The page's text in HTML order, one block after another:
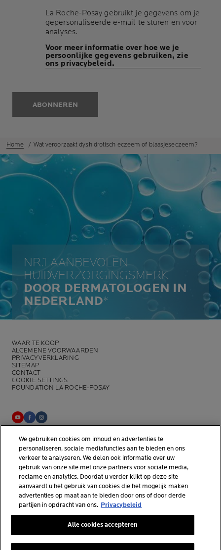
La Roche-Posay gebruikt je gegevens om je
gepersonaliseerde e-mail te sturen en voor
analyses.
Voor meer informatie over hoe we je
persoonlijke gegevens gebruiken, zie
ons privacybeleid.
ABONNEREN
Home Wat veroorzaakt dyshidrotisch eczeem of blaasjeseczeem?
NR.1 AANBEVOLEN
HUIDVERZORGINGSMERK
DOOR DERMATOLOGEN IN
NEDERLAND*
WAAR TE KOOP
ALGEMENE VOORWAARDEN
PRIVACYVERKLARING
SITEMAP
CONTACT
COOKIE SETTINGS
FOUNDATION LA ROCHE-POSAY
La Roche-Posay Laboratoire Dermatologique CAI
86270 La Roche-Posay France
consumercareNL@loreal.com
*Onderzoek uitgevoerd binnen de dermo-cosmetische
huidverzorgingsmarkt door APLUSA en haar partners van januari tot
We gebruiken cookies om inhoud en advertenties te
personaliseren, sociale mediafuncties aan te bieden en ons
verkeer te analyseren. We delen ook informatie over uw
gebruik van onze site met onze partners voor sociale media,
reclame en analytics. Doordat u verder klikt op deze site
aanvaardt u het gebruik van cookies die het mogelijk maken
advertenties op maat aan te bieden door ons of door derde
partijen in opdracht van ons. Privacybeleid
Alle cookies accepteren